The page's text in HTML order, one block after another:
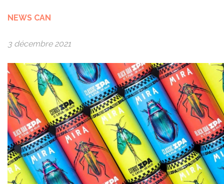
NEWS CAN
3 décembre 2021